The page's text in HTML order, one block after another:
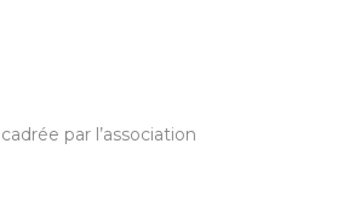
par l’association